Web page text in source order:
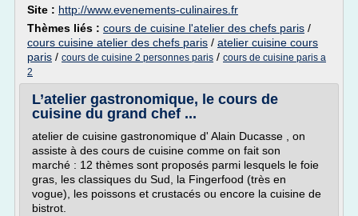
Site : http://www.evenements-culinaires.fr
Thèmes liés : cours de cuisine l'atelier des chefs paris /
cours cuisine atelier des chefs paris / atelier cuisine cours
paris / cours de cuisine 2 personnes paris / cours de cuisine paris a
2
L’atelier gastronomique, le cours de
cuisine du grand chef ...
atelier de cuisine gastronomique d' Alain Ducasse , on
assiste à des cours de cuisine comme on fait son
marché : 12 thèmes sont proposés parmi lesquels le foie
gras, les classiques du Sud, la Fingerfood (très en
vogue), les poissons et crustacés ou encore la cuisine de
bistrot.